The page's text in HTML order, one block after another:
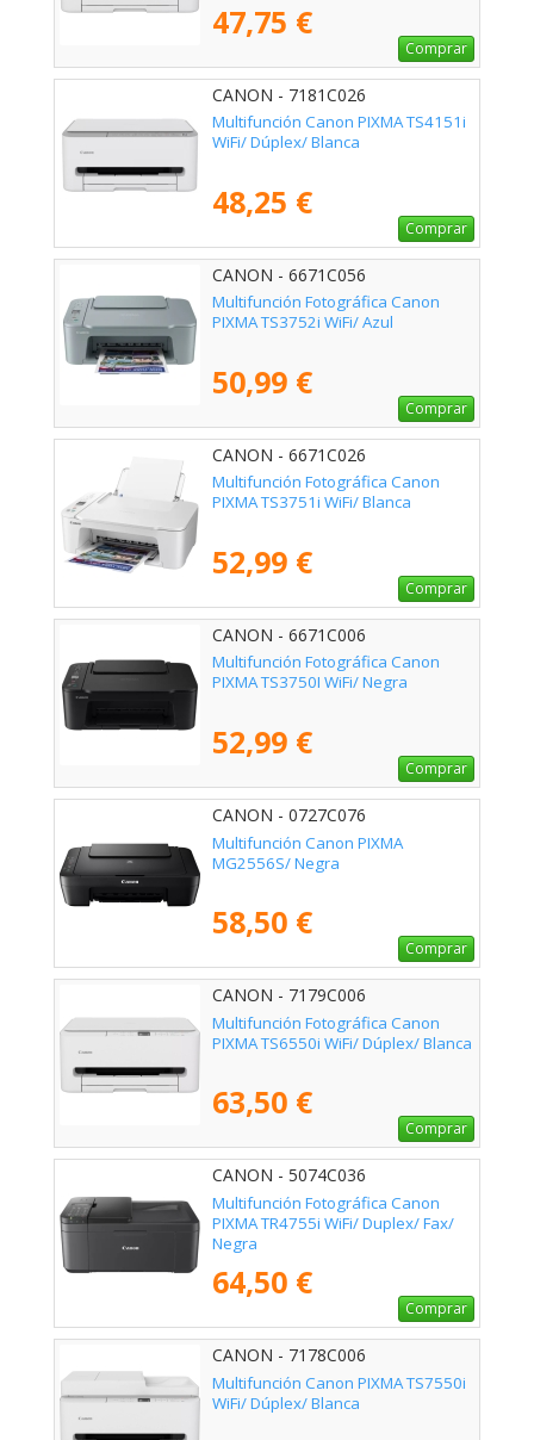
47,75 €
Comprar
CANON - 7181C026
Multifunción Canon PIXMA TS4151i
WiFi/ Dúplex/ Blanca
48,25 €
Comprar
CANON - 6671C056
Multifunción Fotográfica Canon
PIXMA TS3752i WiFi/ Azul
50,99 €
Comprar
CANON - 6671C026
Multifunción Fotográfica Canon
PIXMA TS3751i WiFi/ Blanca
52,99 €
Comprar
CANON - 6671C006
Multifunción Fotográfica Canon
PIXMA TS3750I WiFi/ Negra
52,99 €
Comprar
CANON - 0727C076
Multifunción Canon PIXMA
MG2556S/ Negra
58,50 €
Comprar
CANON - 7179C006
Multifunción Fotográfica Canon
PIXMA TS6550i WiFi/ Dúplex/ Blanca
63,50 €
Comprar
CANON - 5074C036
Multifunción Fotográfica Canon
PIXMA TR4755i WiFi/ Duplex/ Fax/
Negra
64,50 €
Comprar
CANON - 7178C006
Multifunción Canon PIXMA TS7550i
WiFi/ Dúplex/ Blanca